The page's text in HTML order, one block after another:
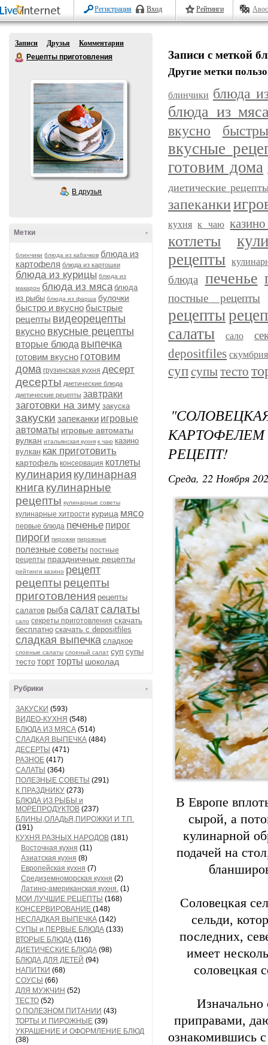
Регистрация Вход Рейтинги
Записи Друзья
Комментарии
Рецепты приготовления
В друзья
-
Метки
блинчики блюда из кабачков блюда из
картофеля блюда из картошки
блюда из курицы блюда из
макарон блюда из мяса блюда
из рыбы блюда из фарша булочки
быстро и вкусно быстрые
рецепты видеорецепты
вкусно вкусные рецепты
вторые блюда выпечка
готовим вкусно готовим
дома грузинская кухня десерт
десерты диетические блюда
диетические рецепты завтраки
заготовки на зиму закуска
закуски запеканки игровые
автоматы игровые автоматы
вулкан итальянская кухня к чаю казино
вулкан как приготовить
картофель консервация котлеты
кулинария кулинарная
книга кулинарные
рецепты кулинарные советы
кулинарные хитрости курица мясо
первые блюда печенье пирог
пироги пирожки пирожные
полезные советы постные
рецепты праздничные рецепты
рейтинги казино рецепт
рецепты рецепты
приготовления рецепты
салатов рыбасалатсалаты
сало секреты приготовления скачать
бесплатно скачать с depositfiles
сладкая выпечка сладкое
слоеные салаты слоеный салат суп супы
тесто тортторты шоколад
-
Рубрики
ЗАКУСКИ (593)
ВИДЕО-КУХНЯ (548)
БЛЮДА ИЗ МЯСА (514)
СЛАДКАЯ ВЫПЕЧКА (484)
ДЕСЕРТЫ (471)
РАЗНОЕ (417)
САЛАТЫ (364)
ПОЛЕЗНЫЕ СОВЕТЫ (291)
К ПРАЗДНИКУ (273)
БЛЮДА ИЗ РЫБЫ и
МОРЕПРОДУКТОВ (237)
БЛИНЫ,ОЛАДЬЯ,ПИРОЖКИ И Т.П.
(191)
КУХНЯ РАЗНЫХ НАРОДОВ (181)
Восточная кухня (11)
Азиатская кухня (8)
Европейская кухня (7)
Средиземноморская кухня (2)
Латино-американская кухня. (1)
МОИ ЛУЧШИЕ РЕЦЕПТЫ (168)
КОНСЕРВИРОВАНИЕ (148)
НЕСЛАДКАЯ ВЫПЕЧКА (142)
СУПЫ и ПЕРВЫЕ БЛЮДА (133)
ВТОРЫЕ БЛЮДА (116)
ДИЕТИЧЕСКИЕ БЛЮДА (98)
БЛЮДА ДЛЯ ДЕТЕЙ (94)
НАПИТКИ (68)
СОУСЫ (66)
ДЛЯ МУЖЧИН (52)
ТЕСТО (52)
О ПОЛЕЗНОМ ПИТАНИИ (43)
ТОРТЫ И ПИРОЖНЫЕ (39)
УКРАШЕНИЕ И ОФОРМЛЕНИЕ БЛЮД
(38)
Записи с меткой
Другие метки
блинчики блюда
блюда из
вкусно
вкусные
готовим дома
диетические
запеканки
кухня к чаю
котлеты
рецепты
блюда печенье
постные рецепты
рецепты
салаты
сало
depositfiles скумбрия
супсупытесто
РЕЦЕПТ!
Среда, 22 Ноября
В Европе
сырой, а
кулинарной
подачей на
Соловецкая
сельди,
последних,
имеет
соловецкая
приправами,
ознакомившись